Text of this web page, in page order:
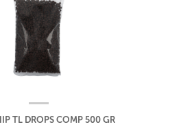
TL DROPS COMP 500 GR